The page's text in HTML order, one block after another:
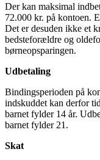
Der kan maksimal
72.000 kr. på kontoen.
Det er desuden ikke et
bedsteforældre og
børneopsparingen.
Udbetaling
Bindingsperioden på
indskuddet kan derfor
barnet fylder 14 år.
barnet fylder 21.
Skat